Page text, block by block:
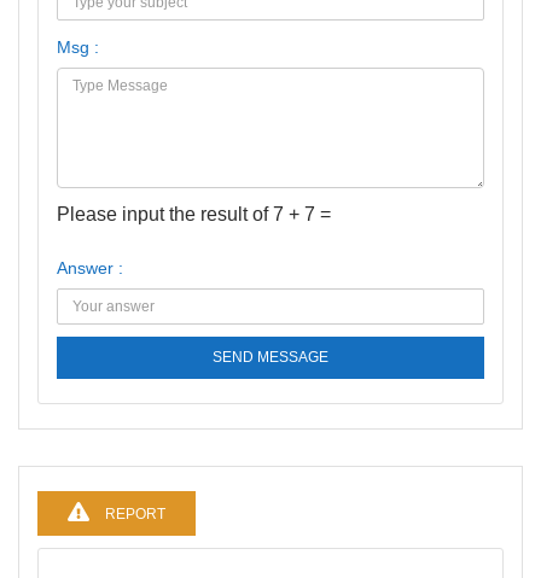
Msg :
Please input the result of 7 + 7 =
Answer :
SEND MESSAGE
REPORT